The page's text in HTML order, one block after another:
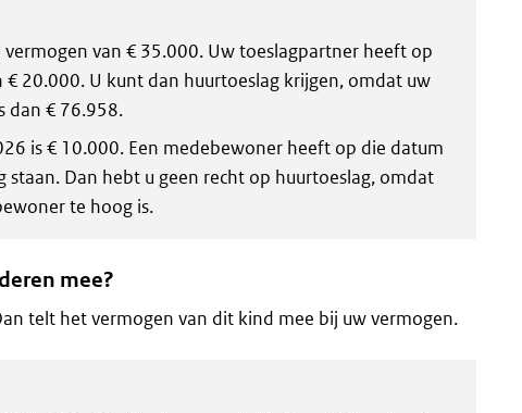
van € 35.000. Uw toeslagpartner heeft op
20.000. U kunt dan huurtoeslag krijgen, omdat uw
dan € 76.958.
is € 10.000. Een medebewoner heeft op die datum
Dan hebt u geen recht op huurtoeslag, omdat
te hoog is.
mee?
telt het vermogen van dit kind mee bij uw vermogen.